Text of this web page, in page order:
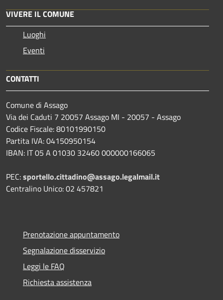
VIVERE IL COMUNE
Luoghi
Eventi
CONTATTI
Comune di Assago
Via dei Caduti 7 20057 Assago MI - 20057 - Assago
Codice Fiscale: 80101990150
Partita IVA: 04150950154
IBAN: IT 05 A 01030 32460 000000166065
PEC:sportello.cittadino@assago.legalmail.it
Centralino Unico: 02 457821
Prenotazione appuntamento
Segnalazione disservizio
Leggi le FAQ
Richiesta assistenza